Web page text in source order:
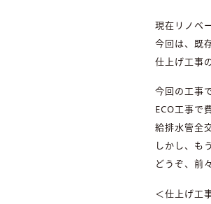
現在リノベ
今回は、既
仕上げ工事
今回の工事
ECO工事で
給排水管全
しかし、も
どうぞ、前
＜仕上げ工